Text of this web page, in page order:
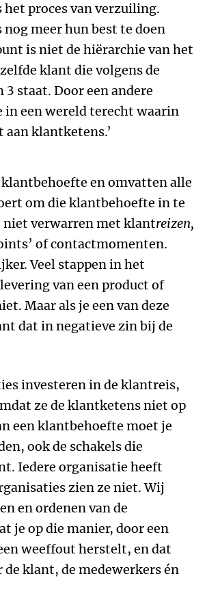
proces van verzuiling.
meer hun best te doen
is niet de hiërarchie van het
klant die volgens de
3 staat. Door een andere
een wereld terecht waarin
klantketens.’
en omvatten alle
om die klantbehoefte in te
verwarren met klantreizen,
of contactmomenten.
Veel stappen in het
van een product of
Maar als je een van deze
dat in negatieve zin bij de
investeren in de klantreis,
ze de klantketens niet op
een klantbehoefte moet je
ook de schakels die
Iedere organisatie heeft
zien ze niet. Wij
en ordenen van de
je op die manier, door een
weeffout herstelt, en dat
klant, de medewerkers én